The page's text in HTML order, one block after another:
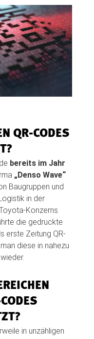
QR-CODES
bereits im Jahr
„Denso Wave“
Baugruppen und
in der
Konzerns
die gedruckte
erste Zeitung QR-
diese in nahezu
in unzähligen